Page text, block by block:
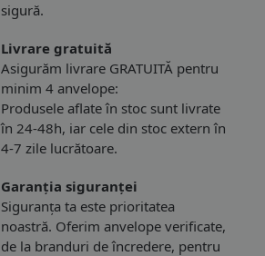
sigură.
Livrare gratuită
Asigurăm livrare GRATUITĂ pentru
minim 4 anvelope:
Produsele aflate în stoc sunt livrate
în 24-48h, iar cele din stoc extern în
4-7 zile lucrătoare.
Garanția siguranței
Siguranța ta este prioritatea
noastră. Oferim anvelope verificate,
de la branduri de încredere, pentru